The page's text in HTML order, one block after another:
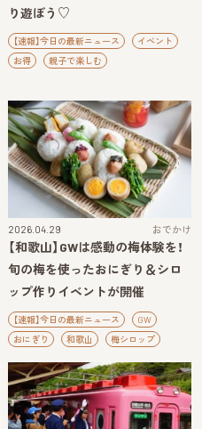
り遊ぼう♡
【速報】今日の最新ニュース
イベント
お得
親子で楽しむ
2026.04.29 おでかけ
【和歌山】GWは感動の梅体験を！
旬の梅を使ったおにぎり＆シロ
ップ作りイベントが開催
【速報】今日の最新ニュース
GW
おにぎり
和歌山 梅シロップ